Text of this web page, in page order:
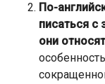
По-
писаться с
они